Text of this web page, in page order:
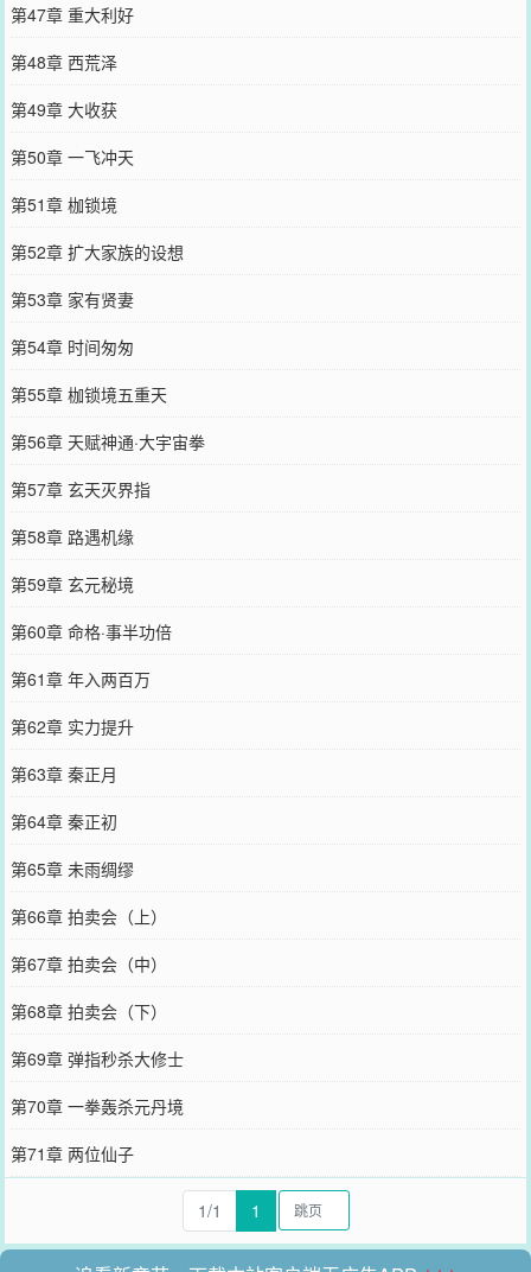
第47章 重大利好
第48章 西荒泽
第49章 大收获
第50章 一飞冲天
第51章 枷锁境
第52章 扩大家族的设想
第53章 家有贤妻
第54章 时间匆匆
第55章 枷锁境五重天
第56章 天赋神通·大宇宙拳
第57章 玄天灭界指
第58章 路遇机缘
第59章 玄元秘境
第60章 命格·事半功倍
第61章 年入两百万
第62章 实力提升
第63章 秦正月
第64章 秦正初
第65章 未雨绸缪
第66章 拍卖会（上）
第67章 拍卖会（中）
第68章 拍卖会（下）
第69章 弹指秒杀大修士
第70章 一拳轰杀元丹境
第71章 两位仙子
1/1 1